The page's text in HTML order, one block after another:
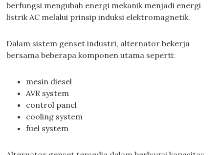
berfungsi mengubah energi mekanik menjadi energi
listrik AC melalui prinsip induksi elektromagnetik.
Dalam sistem genset industri, alternator bekerja
bersama beberapa komponen utama seperti:
mesin diesel
AVR system
control panel
cooling system
fuel system